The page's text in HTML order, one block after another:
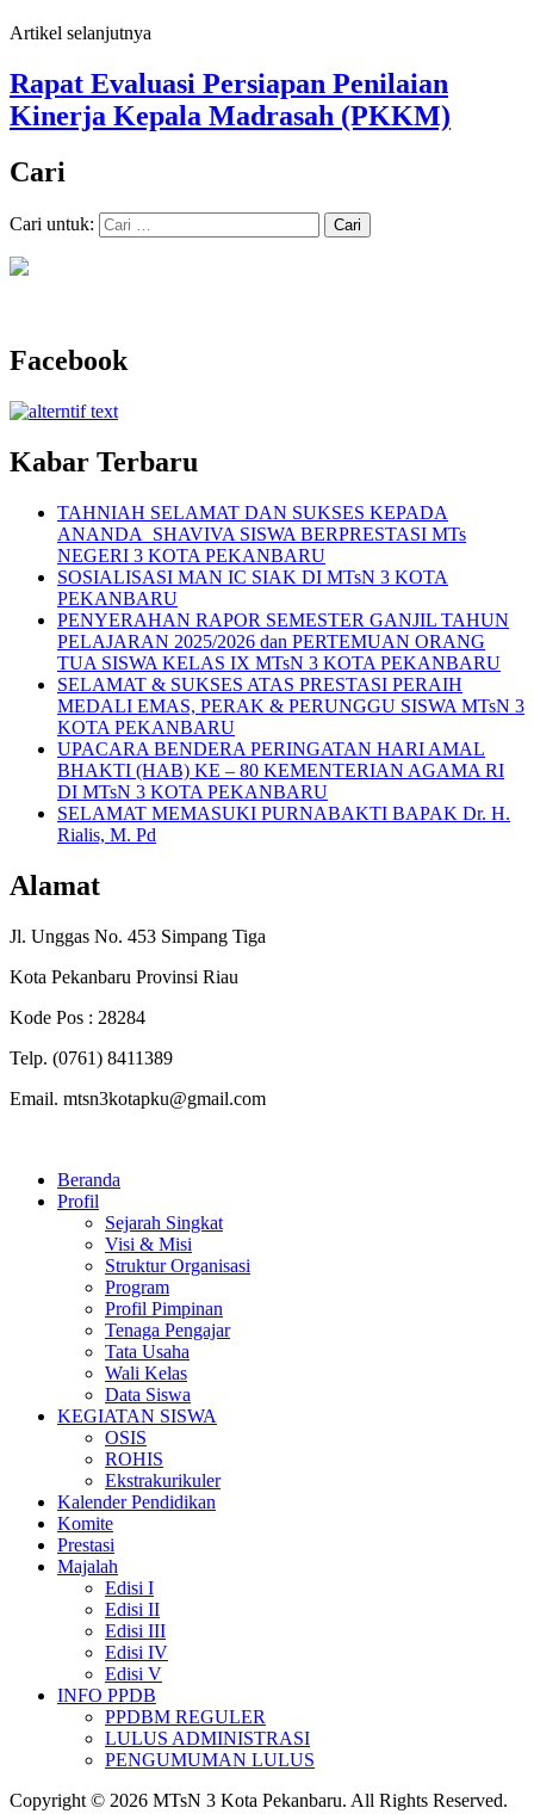
Artikel selanjutnya
Rapat Evaluasi Persiapan Penilaian
Kinerja Kepala Madrasah (PKKM)
Cari
Cari untuk:
Facebook
Kabar Terbaru
TAHNIAH SELAMAT DAN SUKSES KEPADA
ANANDA SHAVIVA SISWA BERPRESTASI MTs
NEGERI 3 KOTA PEKANBARU
SOSIALISASI MAN IC SIAK DI MTsN 3 KOTA
PEKANBARU
PENYERAHAN RAPOR SEMESTER GANJIL TAHUN
PELAJARAN 2025/2026 dan PERTEMUAN ORANG
TUA SISWA KELAS IX MTsN 3 KOTA PEKANBARU
SELAMAT & SUKSES ATAS PRESTASI PERAIH
MEDALI EMAS, PERAK & PERUNGGU SISWA MTsN 3
KOTA PEKANBARU
UPACARA BENDERA PERINGATAN HARI AMAL
BHAKTI (HAB) KE – 80 KEMENTERIAN AGAMA RI
DI MTsN 3 KOTA PEKANBARU
SELAMAT MEMASUKI PURNABAKTI BAPAK Dr. H.
Rialis, M. Pd
Alamat
Jl. Unggas No. 453 Simpang Tiga
Kota Pekanbaru Provinsi Riau
Kode Pos : 28284
Telp. (0761) 8411389
Email. mtsn3kotapku@gmail.com
Beranda
Profil
Sejarah Singkat
Visi & Misi
Struktur Organisasi
Program
Profil Pimpinan
Tenaga Pengajar
Tata Usaha
Wali Kelas
Data Siswa
KEGIATAN SISWA
OSIS
ROHIS
Ekstrakurikuler
Kalender Pendidikan
Komite
Prestasi
Majalah
Edisi I
Edisi II
Edisi III
Edisi IV
Edisi V
INFO PPDB
PPDBM REGULER
LULUS ADMINISTRASI
PENGUMUMAN LULUS
Copyright © 2026 MTsN 3 Kota Pekanbaru. All Rights Reserved.